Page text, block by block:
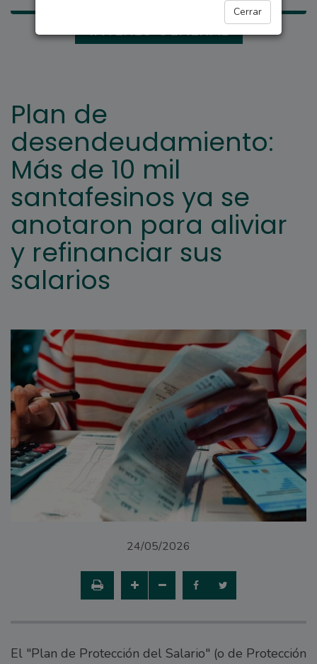
Cerrar
INTERÉS GENERAL
Plan de
desendeudamiento:
Más de 10 mil
santafesinos ya se
anotaron para aliviar
y refinanciar sus
salarios
24/05/2026
El "Plan de Protección del Salario" (o de Protección